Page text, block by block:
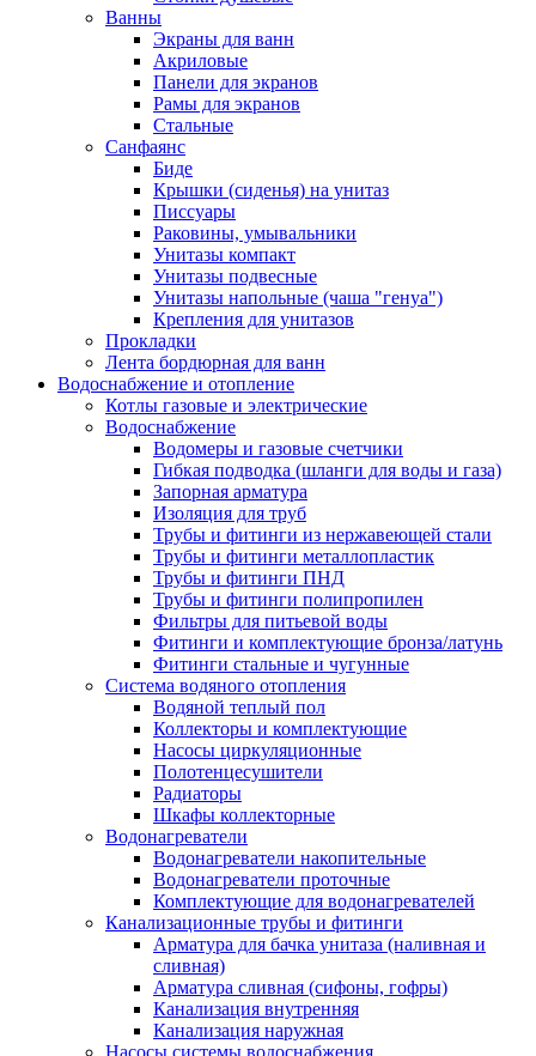
Ванны
Экраны для ванн
Акриловые
Панели для экранов
Рамы для экранов
Стальные
Санфаянс
Биде
Крышки (сиденья) на унитаз
Писсуары
Раковины, умывальники
Унитазы компакт
Унитазы подвесные
Унитазы напольные (чаша "генуа")
Крепления для унитазов
Прокладки
Лента бордюрная для ванн
Водоснабжение и отопление
Котлы газовые и электрические
Водоснабжение
Водомеры и газовые счетчики
Гибкая подводка (шланги для воды и газа)
Запорная арматура
Изоляция для труб
Трубы и фитинги из нержавеющей стали
Трубы и фитинги металлопластик
Трубы и фитинги ПНД
Трубы и фитинги полипропилен
Фильтры для питьевой воды
Фитинги и комплектующие бронза/латунь
Фитинги стальные и чугунные
Система водяного отопления
Водяной теплый пол
Коллекторы и комплектующие
Насосы циркуляционные
Полотенцесушители
Радиаторы
Шкафы коллекторные
Водонагреватели
Водонагреватели накопительные
Водонагреватели проточные
Комплектующие для водонагревателей
Канализационные трубы и фитинги
Арматура для бачка унитаза (наливная и
сливная)
Арматура сливная (сифоны, гофры)
Канализация внутренняя
Канализация наружная
Насосы системы водоснабжения